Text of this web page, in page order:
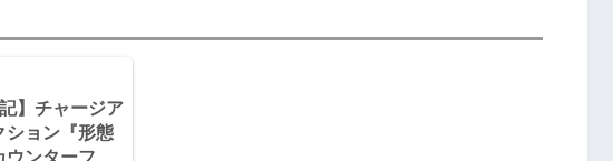
】チャージア
ション『形態